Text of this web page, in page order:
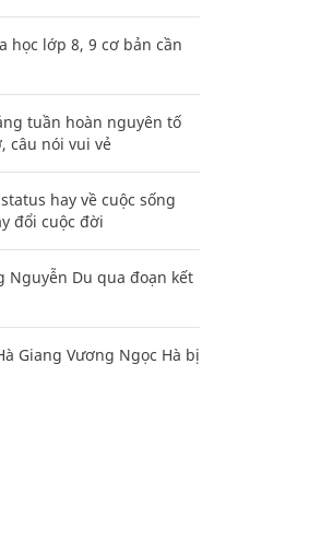
học lớp 8, 9 cơ bản cần
tuần hoàn nguyên tố
câu nói vui vẻ
hay về cuộc sống
đổi cuộc đời
Nguyễn Du qua đoạn kết
Giang Vương Ngọc Hà bị